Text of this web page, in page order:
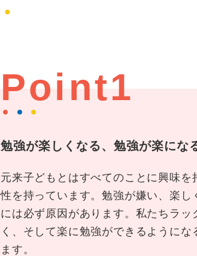
Point1
勉強が楽しくなる、勉強が楽にな
元来子どもとはすべてのことに興味を
性を持っています。勉強が嫌い、楽し
には必ず原因があります。私たちラッ
く、そして楽に勉強ができるようにな
ます。